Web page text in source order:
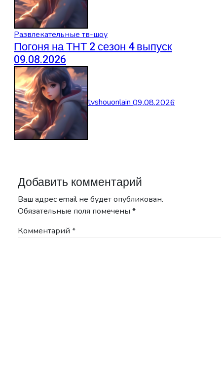
Развлекательные тв-шоу
Погоня на ТНТ 2 сезон 4 выпуск
09.08.2026
tvshouonlain09.08.2026
Добавить комментарий
Ваш адрес email не будет опубликован.
Обязательные поля помечены *
Комментарий *